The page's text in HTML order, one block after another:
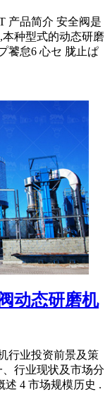
产品简介 安全阀是
种型式的动态研磨
饕怠6 心セ 胧止ぱ
动态研磨机
行业投资前景及策
、行业现状及市场分
述 4 市场规模历史 .